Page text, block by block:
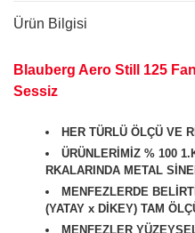
Ürün Bilgisi
Blauberg Aero Still 125
Sessiz
HER TÜRLÜ ÖLÇÜ VE
ÜRÜNLERİMİZ % 100
RKALARINDA METAL
MENFEZLERDE
(YATAY x DİKEY) TAM
MENFEZLER